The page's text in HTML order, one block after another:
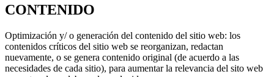
CONTENIDO
Optimización y/ o generación del contenido del sitio web: los
contenidos críticos del sitio web se reorganizan, redactan
nuevamente, o se genera contenido original (de acuerdo a las
necesidades de cada sitio), para aumentar la relevancia del sito web